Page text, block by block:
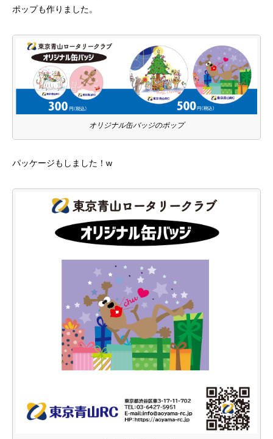
ポップも作りました。
オリジナル缶バッジのポップ
パッケージもしました！w